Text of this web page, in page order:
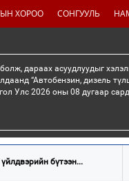
ХОРОО СОНГУУЛЬ
дараах асуудлуудыг
“Автобензин, дизель
Улс 2026 оны 08 дугаар
бүтээн...